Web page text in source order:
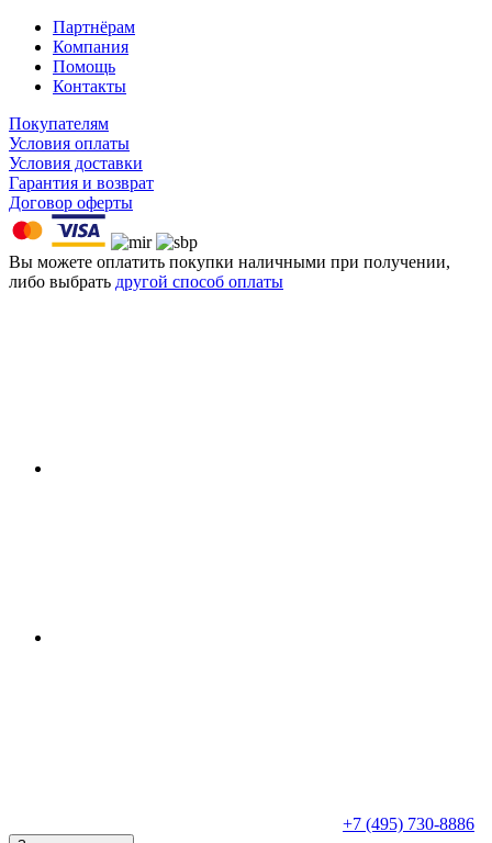
Партнёрам
Компания
Помощь
Контакты
Покупателям
Условия оплаты
Условия доставки
Гарантия и возврат
Договор оферты
Вы можете оплатить покупки наличными при получении,
либо выбрать другой способ оплаты
+7 (495) 730-8886